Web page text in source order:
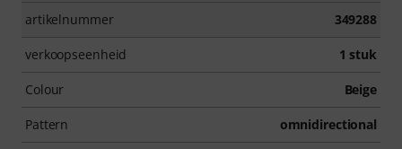
artikelnummer 349288
verkoopseenheid 1 stuk
Colour Beige
Pattern omnidirectional